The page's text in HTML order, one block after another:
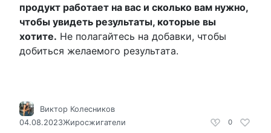
продукт работает на вас и сколько вам нужно,
чтобы увидеть результаты, которые вы
хотите. Не полагайтесь на добавки, чтобы
добиться желаемого результата.
0
Виктор Колесников
04.08.2023Жиросжигатели